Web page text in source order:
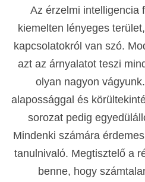
Az érzelmi intelligencia
kiemelten lényeges
kapcsolatokról van szó.
azt az árnyalatot teszi
olyan nagyon
alapossággal és
sorozat pedig
Mindenki számára
tanulnivaló. Megtisztelő a
benne, hogy